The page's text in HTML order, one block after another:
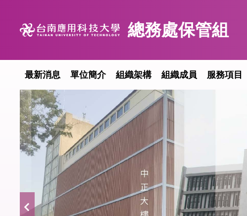
總務處保管組
最新消息 單位簡介 組織架構 組織成員 服務項目